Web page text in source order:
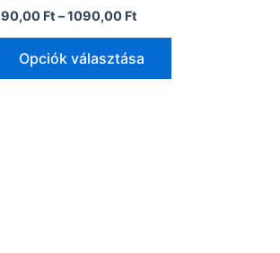
Ft –1090,00 Ft
Opciók választása